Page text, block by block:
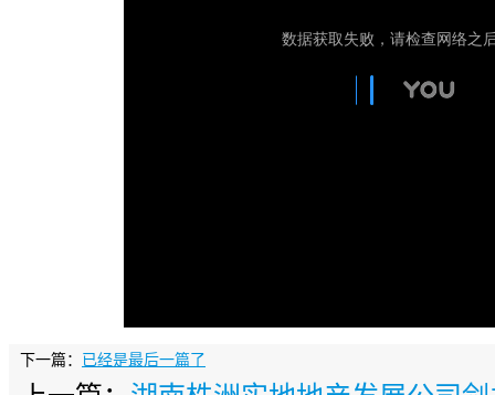
下一篇： 已经是最后一篇了